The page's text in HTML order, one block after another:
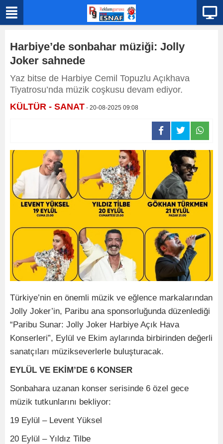
Harbiye’de sonbahar müziği: Jolly
Joker sahnede
Yaz bitse de Harbiye Cemil Topuzlu Açıkhava
Tiyatrosu’nda müzik coşkusu devam ediyor.
KÜLTÜR - SANAT - 20-08-2025 09:08
Türkiye’nin en önemli müzik ve eğlence markalarından
Jolly Joker’in, Paribu ana sponsorluğunda düzenlediği
“Paribu Sunar: Jolly Joker Harbiye Açık Hava
Konserleri”, Eylül ve Ekim aylarında birbirinden değerli
sanatçıları müzikseverlerle buluşturacak.
EYLÜL VE EKİM’DE 6 KONSER
Sonbahara uzanan konser serisinde 6 özel gece
müzik tutkunlarını bekliyor:
19 Eylül – Levent Yüksel
20 Eylül – Yıldız Tilbe